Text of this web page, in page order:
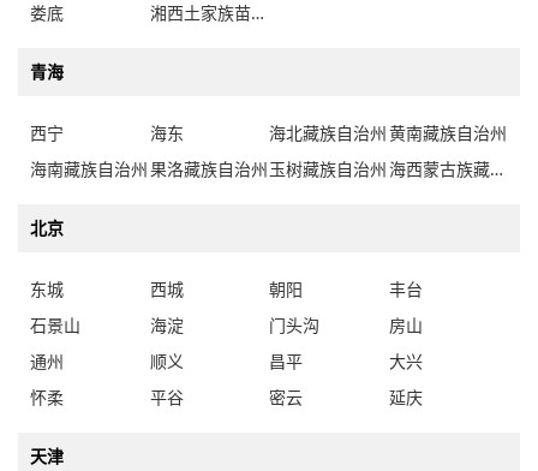
娄底
湘西土家族苗族自治州
青海
西宁 海东 海北藏族自治州黄南藏族自治州
海南藏族自治州果洛藏族自治州玉树藏族自治州 海西蒙古族藏族自治州
北京
东城 西城 朝阳
丰台
石景山
海淀 门头沟
房山
通州
顺义 昌平
大兴
怀柔
平谷 密云 延庆
天津